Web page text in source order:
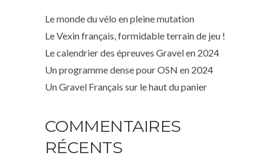
Le monde du vélo en pleine mutation
Le Vexin français, formidable terrain de jeu !
Le calendrier des épreuves Gravel en 2024
Un programme dense pour OSN en 2024
Un Gravel Français sur le haut du panier
COMMENTAIRES
RÉCENTS